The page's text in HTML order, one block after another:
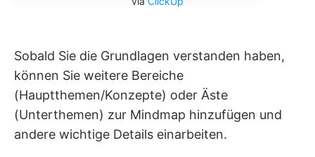
Sobald Sie die Grundlagen verstanden haben,
können Sie weitere Bereiche
(Hauptthemen/Konzepte) oder Äste
(Unterthemen) zur Mindmap hinzufügen und
andere wichtige Details einarbeiten.